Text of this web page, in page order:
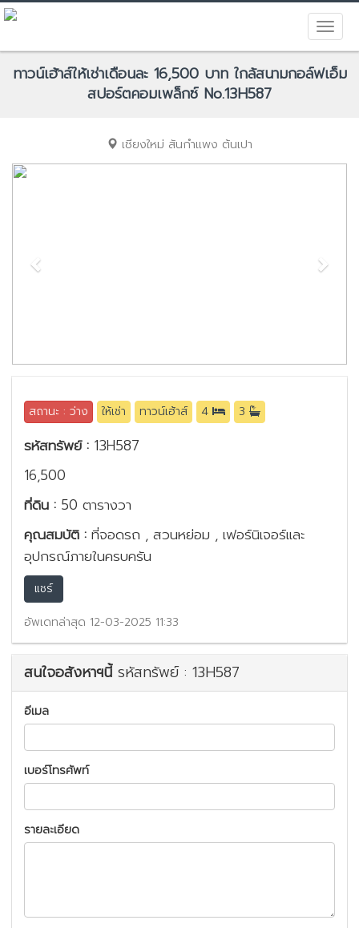
ทาวน์เฮ้าส์ให้เช่าเดือนละ 16,500 บาท ใกล้สนามกอล์ฟเอ็ม
สปอร์ตคอมเพล็กซ์ No.13H587
เชียงใหม่ สันกำแพง ต้นเปา
สถานะ : ว่าง ให้เช่า ทาวน์เฮ้าส์ 4 3
รหัสทรัพย์ : 13H587
16,500
ที่ดิน : 50 ตารางวา
คุณสมบัติ : ที่จอดรถ , สวนหย่อม , เฟอร์นิเจอร์และ
อุปกรณ์ภายในครบครัน
แชร์
อัพเดทล่าสุด 12-03-2025 11:33
สนใจอสังหาฯนี้รหัสทรัพย์ : 13H587
อีเมล
เบอร์โทรศัพท์
รายละเอียด